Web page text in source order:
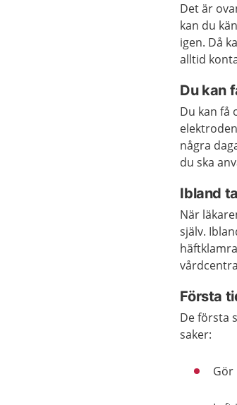
Det är
kan du
igen. Då
alltid
Du kan
Du kan få
några
du ska
Ibland
När
själv.
Första
De första
saker:
Gör